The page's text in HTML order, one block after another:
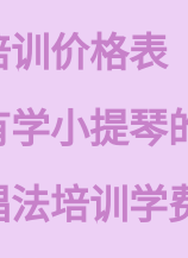
价格表
小提琴
培训学